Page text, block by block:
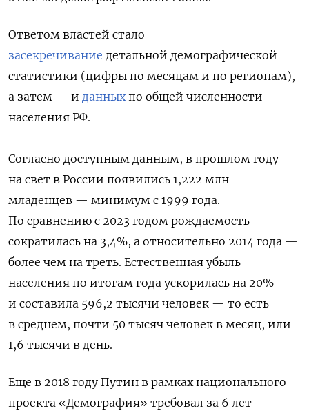
Ответом властей стало
засекречивание детальной демографической
статистики (цифры по месяцам и по регионам),
а затем — и данныхпо общей численности
населения РФ.
Согласно доступным данным, в прошлом году
на свет в России появились 1,222 млн
младенцев — минимум с 1999 года.
По сравнению с 2023 годом рождаемость
сократилась на 3,4%, а относительно 2014 года —
более чем на треть. Естественная убыль
населения по итогам года ускорилась на 20%
и составила 596,2 тысячи человек — то есть
в среднем, почти 50 тысяч человек в месяц, или
1,6 тысячи в день.
Еще в 2018 году Путин в рамках национального
проекта «Демография» требовал за 6 лет